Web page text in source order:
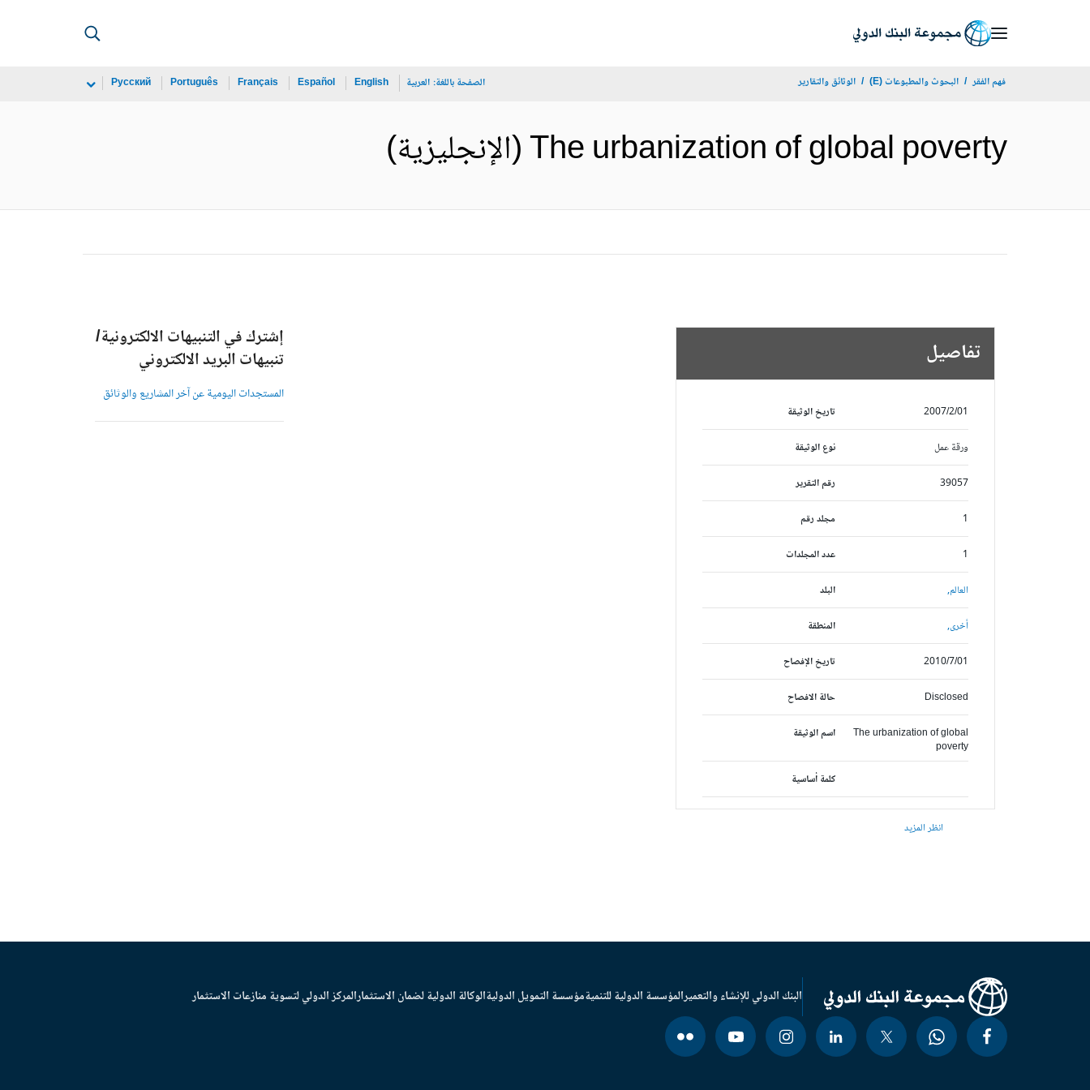
فهم الفقر البحوث والمطبوعات (E) الوثائق والتقارير الصفحة باللغة: العربية English
Español
Français
Português
Русский
The urbanization of global poverty (الإنجليزية)
تفاصيل
تاريخ الوثيقة 2007/2/01
نوع الوثيقة ورقة عمل
رقم التقرير 39057
مجلد رقم 1
عدد المجلدات 1
البلد العالم,
المنطقة أخرى,
تاريخ الإفصاح 2010/7/01
حالة الافصاح Disclosed
اسم الوثيقة
The urbanization of global
poverty
كلمة أساسية
انظر المزيد
إشترك في التنبيهات الالكترونية/
تنبيهات البريد الالكتروني
المستجدات اليومية عن آخر المشاريع والوثائق
البنك الدولي للإنشاء والتعميرالمؤسسة الدولية للتنميةمؤسسة التمويل الدوليةالوكالة الدولية لضمان الاستثمارالمركز الدولي لتسوية منازعات الاستثمار